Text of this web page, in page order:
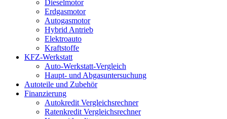
Dieselmotor
Erdgasmotor
Autogasmotor
Hybrid Antrieb
Elektroauto
Kraftstoffe
KFZ-Werkstatt
Auto-Werkstatt-Vergleich
Haupt- und Abgasuntersuchung
Autoteile und Zubehör
Finanzierung
Autokredit Vergleichsrechner
Ratenkredit Vergleichsrechner